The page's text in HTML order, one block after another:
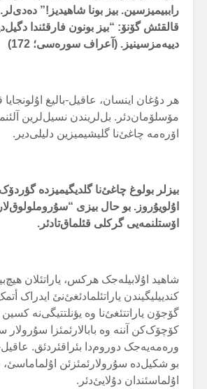
راببیمیزسین. بیز بونا شاهیدیز!”
قالقئش گۆنۆ: “بیز بونون فارقئندا
دییەمزسینیز. (آعراف سورەسی؛ 172)
هر دۇغان اینسان، عاقیل-بالیغ اۇلونجایا
مۆسلۆمان‌دئر. بل‌لریندن نسیل‌لرین
اۆرەمە چاغئ‌نا گلیشیمیزین دلیلی‌دیر.
بیزلر بولوغ چاغئ‌نا گلدیگیمیزدە
اۇلویۇروز. بو حال بیزی
اۆستلنمەیی گرکلی قئلماق‌تادئر.
شاهید اۇلابیلەجک هرکس، یاراتئلان
کندییلیگیندن یاراتئلمادئغئ‌نئ ایدراک
گۆجۆن یاراتتئغئ‌نا وە یؤنلتتیگی‌نە کسین
کۆچۆک‌کن آننە وە بابالارئمئزا سۇرولار
ورەمەیەجک دوروم‌دا بئراقئردئق.
بو شکیل‌دە سۇرولارئمئزئن اۇلماماسئ،
اۇلماسئندان دۇلایئ‌دئر.